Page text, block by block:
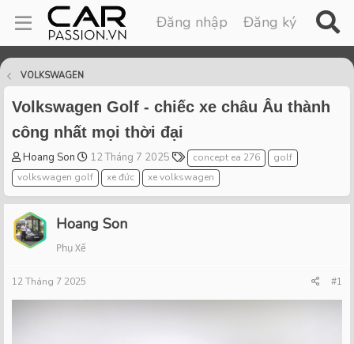
Đăng nhập Đăng ký
VOLKSWAGEN
Volkswagen Golf - chiếc xe châu Âu thành
công nhất mọi thời đại
T
h
r
e
a
d
s
a
r
Hoang Son
S
t
a
r
t
d
12 Tháng 7 2025
T
a
g
s
concept ea 276
golf
volkswagen golf
xe đức xe volkswagen
Hoang Son
Phụ Xế
12 Tháng 7 2025 #1